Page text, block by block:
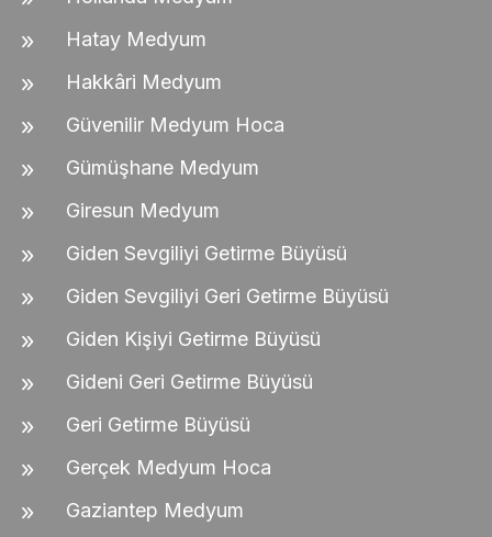
Hatay Medyum
Hakkâri Medyum
Güvenilir Medyum Hoca
Gümüşhane Medyum
Giresun Medyum
Giden Sevgiliyi Getirme Büyüsü
Giden Sevgiliyi Geri Getirme Büyüsü
Giden Kişiyi Getirme Büyüsü
Gideni Geri Getirme Büyüsü
Geri Getirme Büyüsü
Gerçek Medyum Hoca
Gaziantep Medyum